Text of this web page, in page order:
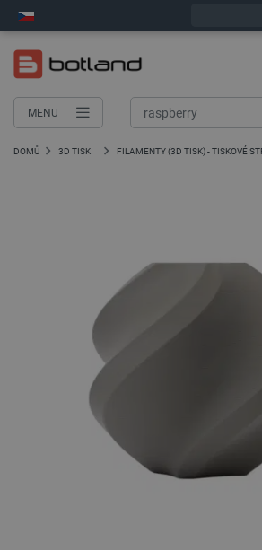
MENU
DOMŮ 3D TISK FILAMENTY (3D TISK) - TISKOVÉ